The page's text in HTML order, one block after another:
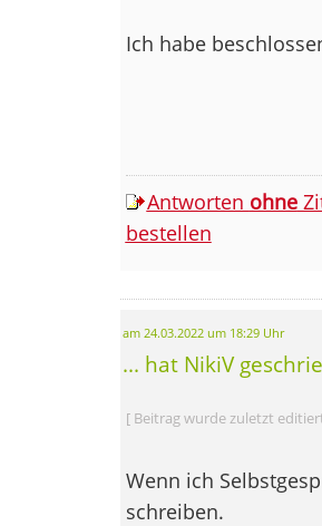
Ich habe
Antworten ohne
bestellen
am 24.03.2022 um 18:29 Uhr
... hat NikiV
[ Beitrag wurde zuletzt
Wenn ich
schreiben.